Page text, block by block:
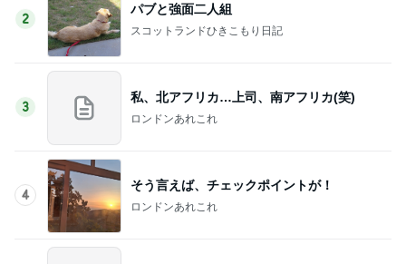
2
パブと強面二人組
スコットランドひきこもり日記
3
私、北アフリカ…上司、南アフリカ(笑)
ロンドンあれこれ
4
そう言えば、チェックポイントが！
ロンドンあれこれ